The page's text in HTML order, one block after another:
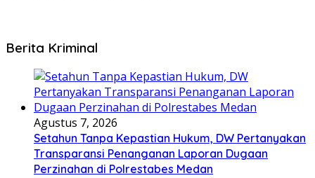
Berita Kriminal
Agustus 7, 2026
Setahun Tanpa Kepastian Hukum, DW Pertanyakan
Transparansi Penanganan Laporan Dugaan
Perzinahan di Polrestabes Medan